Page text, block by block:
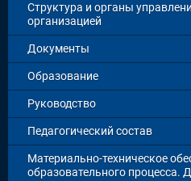
Структура и органы
организацией
Документы
Образование
Руководство
Педагогический состав
Материально-техническое
образовательного процесса.